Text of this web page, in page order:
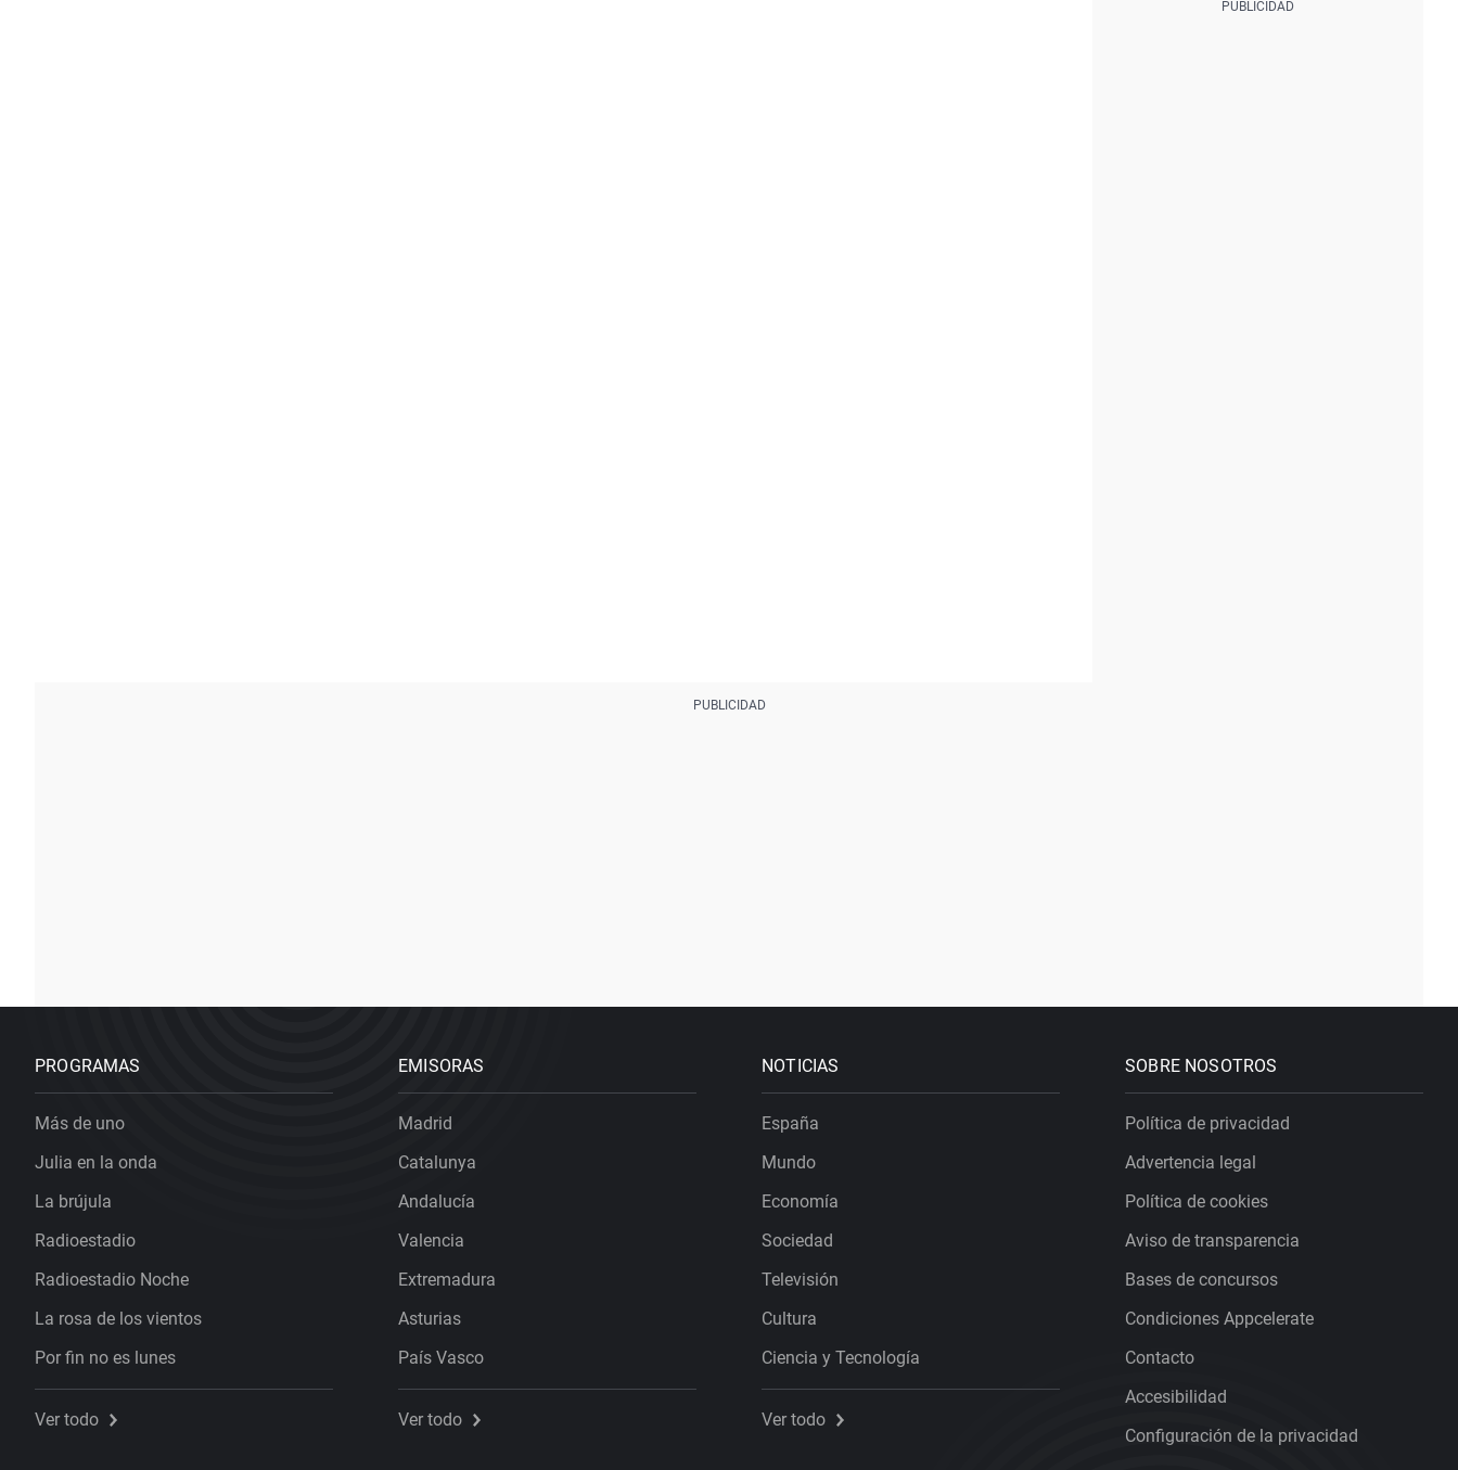
PROGRAMAS
Más de uno
Julia en la onda
La brújula
Radioestadio
Radioestadio Noche
La rosa de los vientos
Por fin no es lunes
Ver todo
EMISORAS
Madrid
Catalunya
Andalucía
Valencia
Extremadura
Asturias
País Vasco
Ver todo
NOTICIAS
España
Mundo
Economía
Sociedad
Televisión
Cultura
Ciencia y Tecnología
Ver todo
SOBRE NOSOTROS
Política de privacidad
Advertencia legal
Política de cookies
Aviso de transparencia
Bases de concursos
Condiciones Appcelerate
Contacto
Accesibilidad
Configuración de la privacidad